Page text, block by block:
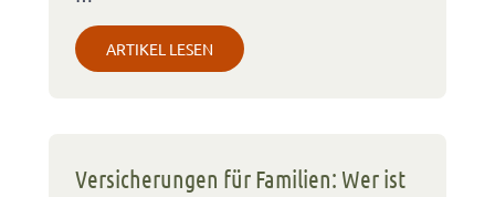
ARTIKEL LESEN
Versicherungen für Familien: Wer ist